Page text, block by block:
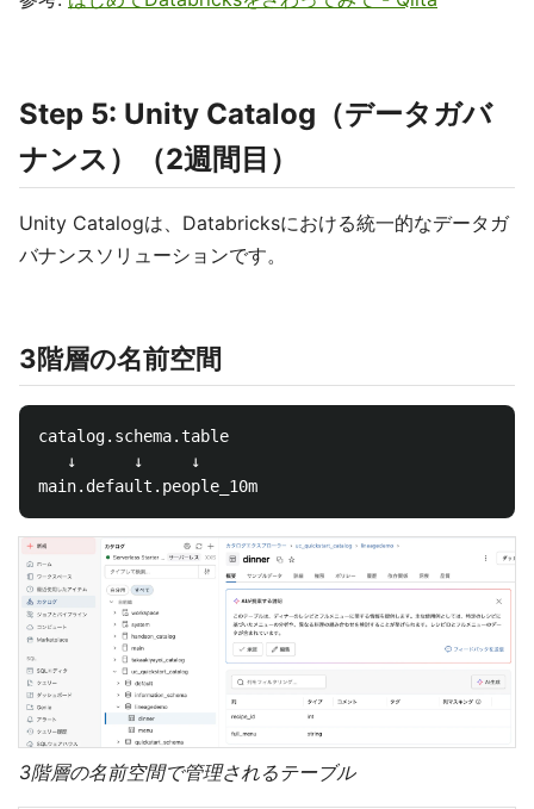
Step 5: Unity Catalog（データガバ
ナンス）（2週間目）
Unity Catalogは、Databricksにおける統一的なデータガ
バナンスソリューションです。
3階層の名前空間
catalog.schema.table
   ↓      ↓     ↓
3階層の名前空間で管理されるテーブル